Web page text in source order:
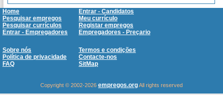
Home
Entrar - Candidatos
Pesquisar empregos
Meu currículo
Pesquisar currículos
Registar empregos
Entrar - Empregadores
Empregadores - Preçario
Sobre nós
Termos e condições
Política de privacidade
Contacte-nos
FAQ
SitMap
Copyright © 2002-2026 empregos.orgAll rights reserved